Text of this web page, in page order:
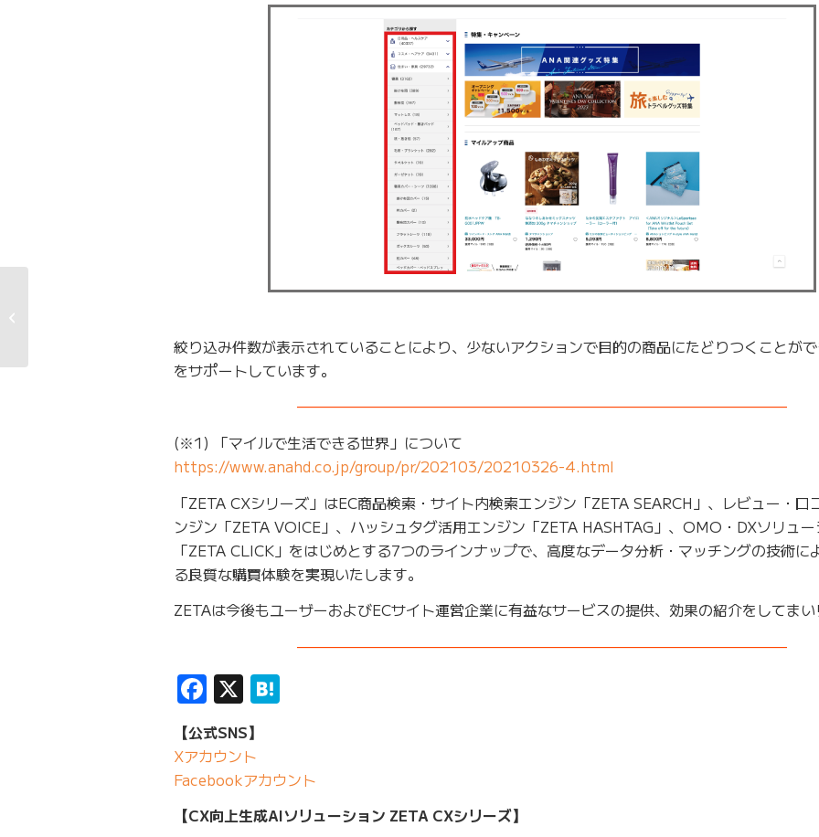
絞り込み件数が表示されていることにより、少ないアクションで目的の商品にたどりつくことが
をサポートしています。
—————————————————————————————————–
(※1) 「マイルで生活できる世界」について
https://www.anahd.co.jp/group/pr/202103/20210326-4.html
「ZETA CXシリーズ」はEC商品検索・サイト内検索エンジン「ZETA SEARCH」、レビュー・口
ンジン「ZETA VOICE」、ハッシュタグ活用エンジン「ZETA HASHTAG」、OMO・DXソリュー
「ZETA CLICK」をはじめとする7つのラインナップで、高度なデータ分析・マッチングの技術に
る良質な購買体験を実現いたします。
ZETAは今後もユーザーおよびECサイト運営企業に有益なサービスの提供、効果の紹介をしてまい
—————————————————————————————————–
Facebook
X
【公式SNS】
Xアカウント
Facebookアカウント
【CX向上生成AIソリューション ZETA CXシリーズ】